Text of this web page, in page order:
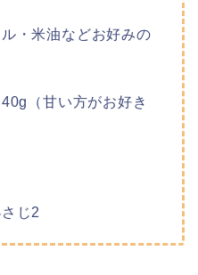
・米油などお好みの
（甘い方がお好き
じ2